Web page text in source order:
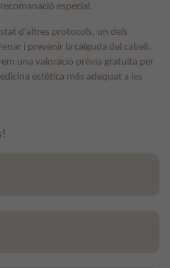
especial.
d'altres protocols, un dels
i prevenir la caiguda del cabell.
una valoració prèvia gratuïta per
estètica més adequat a les